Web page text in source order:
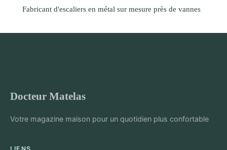
Fabricant d'escaliers en métal sur mesure près de vannes
Docteur Matelas
Votre magazine maison pour un quotidien plus confortable